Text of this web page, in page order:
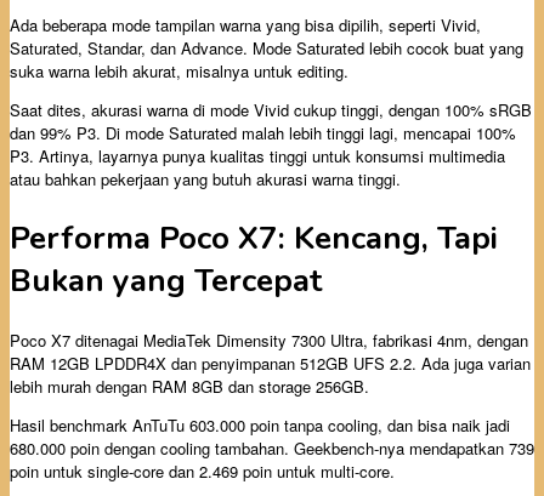
Ada beberapa mode tampilan warna yang bisa dipilih, seperti Vivid,
Saturated, Standar, dan Advance. Mode Saturated lebih cocok buat yang
suka warna lebih akurat, misalnya untuk editing.
Saat dites, akurasi warna di mode Vivid cukup tinggi, dengan 100% sRGB
dan 99% P3. Di mode Saturated malah lebih tinggi lagi, mencapai 100%
P3. Artinya, layarnya punya kualitas tinggi untuk konsumsi multimedia
atau bahkan pekerjaan yang butuh akurasi warna tinggi.
Performa Poco X7: Kencang, Tapi
Bukan yang Tercepat
Poco X7 ditenagai MediaTek Dimensity 7300 Ultra, fabrikasi 4nm, dengan
RAM 12GB LPDDR4X dan penyimpanan 512GB UFS 2.2. Ada juga varian
lebih murah dengan RAM 8GB dan storage 256GB.
Hasil benchmark AnTuTu 603.000 poin tanpa cooling, dan bisa naik jadi
680.000 poin dengan cooling tambahan. Geekbench-nya mendapatkan 739
poin untuk single-core dan 2.469 poin untuk multi-core.